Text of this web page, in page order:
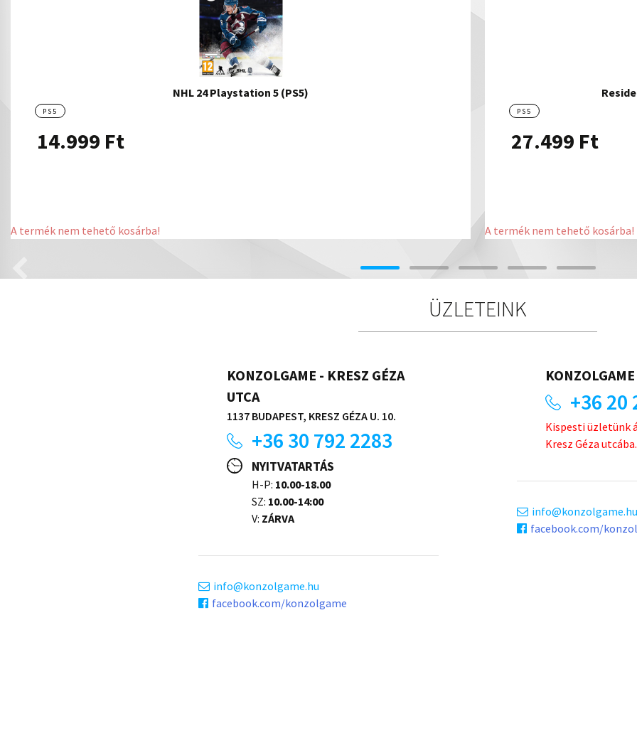
NHL 24 Playstation 5 (PS5)
PS5
14.999 Ft
A termék nem tehető kosárba!
PS5
27.499 Ft
A termék nem tehető kosárba!
ÜZLETEINK
KONZOLGAME - KRESZ GÉZA
UTCA
1137 BUDAPEST, KRESZ GÉZA U. 10.
+36 30 792 2283
NYITVATARTÁS
H-P: 10.00-18.00
SZ: 10.00-14:00
V: ZÁRVA
info
konzolgame.hu
facebook.com/konzolgame
+36 20
Kispesti
Kresz Géza utcába.
info
konzolgame.hu
facebook.com/